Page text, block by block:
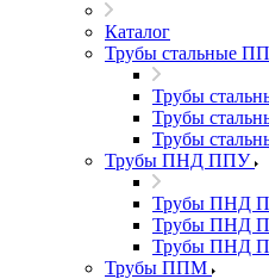
Каталог
Трубы стальные
Трубы
Трубы
Трубы
Трубы ПНД ППУ
Трубы ПНД
Трубы ПНД
Трубы ПНД
Трубы ППМ